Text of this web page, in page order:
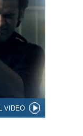
VIDEO